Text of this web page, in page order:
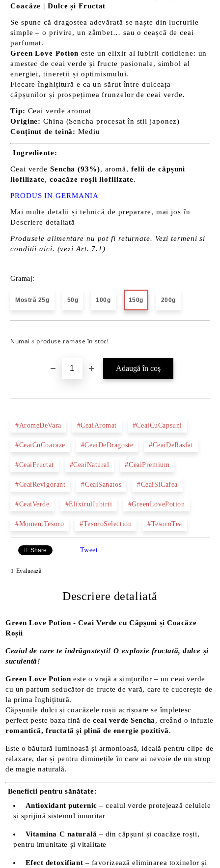
Coacăze | Dulce și Fructat
Se spune că dragostea adevărată se naște din lucrurile
simple – o privire, un zâmbet… sau o ceașcă de ceai
parfumat.
Green Love Potion este un elixir al iubirii cotidiene: un
amestec de ceai verde și fructe pasionale, simbol al
energiei, tinereții și optimismului.
Fiecare înghițitură e ca un sărut între dulceața
căpșunilor și prospețimea frunzelor de ceai verde.
Tip: Ceai verde aromat
Origine: China (Sencha procesat în stil japonez)
Conținut de teină: Mediu
Ingrediente:
Ceai verde Sencha (93%), aromă, felii de căpșuni
liofilizate, coacăze roșii liofilizate.
PRODUS IN GERMANIA
Mai multe detalii și tehnică de preparare, mai jos în
Descriere detaliată
Produsele alimentare nu pot fi returnate. Vezi termeni si
conditiiaici. (vezi Art. 7.1)
Gramaj:
Mostră 25g 50g 100g 150g 200g
Numai8 produse ramase în stoc!
#AromeDeVara #CeaiAromat #CeaiCuCapsuni
#CeaiCuCoacaze #CeaiDeDragoste #CeaiDeRasfat
#CeaiFructat #CeaiNatural #CeaiPremium
#CeaiRevigorant #CeaiSanatos #CeaiSiCafea
#CeaiVerde #ElixirulIubirii #GreenLovePotion
#MomentTesoro #TesoroSelection #TesoroTea
Share Tweet
Evaluează
Descriere detaliată
Green Love Potion - Ceai Verde cu Căpșuni și Coacăze
Roșii
Ceaiul de care te îndrăgostești! O explozie fructată, dulce și
suculentă!
Green Love Potion este o vrajă a simțurilor – un ceai verde
cu un parfum seducător de fructe de vară, care te cucerește de
la prima înghițitură.
Căpșunile dulci și coacăzele roșii acrișoare se împletesc
perfect peste baza fină deceai verde Sencha, creând o infuzie
romantică, fructată și plină de energie pozitivă.
Este o băutură luminoasă și armonioasă, ideală pentru clipe de
relaxare, dar și pentru diminețile în care ai nevoie de un strop
de magie naturală.
Beneficii pentru sănătate:
Antioxidant puternic – ceaiul verde protejează celulele
și sprijină sistemul imunitar
Vitamina C naturală – din căpșuni și coacăze roșii,
pentru imunitate și vitalitate
Efect detoxifiant – favorizează eliminarea toxinelor și